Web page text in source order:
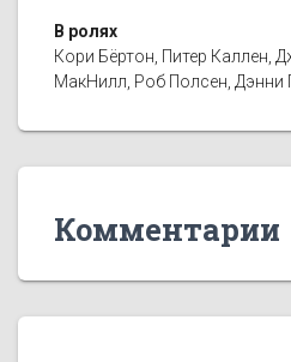
В ролях
Кори Бёртон, Питер Каллен,
МакНилл, Роб Полсен, Дэнни
Комментарии